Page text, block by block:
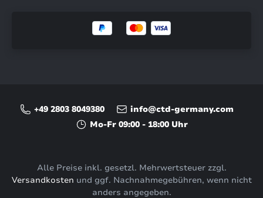
+49 2803 8049380
info@ctd-germany.com
Mo-Fr 09:00 - 18:00 Uhr
Alle Preise inkl. gesetzl. Mehrwertsteuer zzgl.
Versandkosten und ggf. Nachnahmegebühren, wenn nicht
anders angegeben.